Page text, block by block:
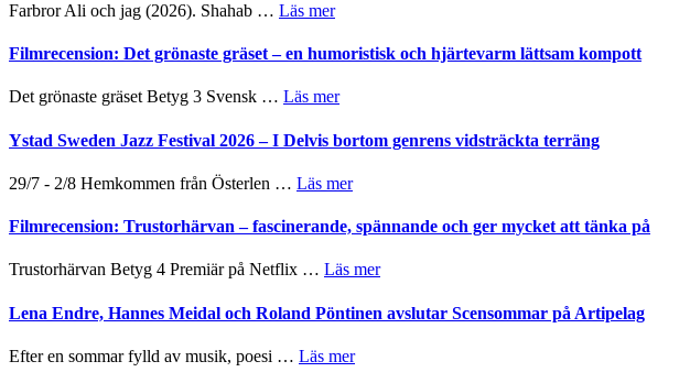
19
titlar
årets
Farbror Ali och jag (2026). Shahab … Läs merom
Shahab
Filmstadens
stipendium
Filmrecension: Det grönaste gräset – en humoristisk och hjärtevarm lättsam kompott
Det grönaste gräset Betyg 3 Svensk … Läs merom
Det
grönaste
–
humoristisk
hjärtevarm
kompott
Ystad Sweden Jazz Festival 2026 – I Delvis bortom genrens vidsträckta terräng
29/7 - 2/8 Hemkommen från Österlen … Läs merom
Sweden
Jazz
2026
I
bortom
Filmrecension: Trustorhärvan – fascinerande, spännande och ger mycket att tänka på
Trustorhärvan Betyg 4 Premiär på Netflix … Läs merom
Trustorhärvan
–
Lena Endre, Hannes Meidal och Roland Pöntinen avslutar Scensommar på Artipelag
Efter en sommar fylld av musik, poesi … Läs merom